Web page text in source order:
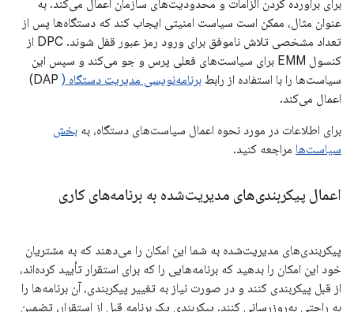
برای برآورده کردن الزامات و محدودیت‌های سازمان اعمال می‌کند. به
عنوان مثال، ممکن است سیاست امنیتی ایجاب کند که دستگاه‌ها پس از
تعداد مشخصی تلاش ناموفق برای ورود رمز عبور قفل شوند. DPC از
کنسول EMM برای سیاست‌های فعلی پرس و جو می‌کند و سپس این
سیاست‌ها را با استفاده از رابط برنامه‌نویسی مدیریت دستگاه (
DAP)
اعمال می‌کند.
برای اطلاعات در مورد نحوه اعمال سیاست‌های دستگاه، به بخش
سیاست‌ها مراجعه کنید.
اعمال پیکربندی‌های مدیریت‌شده به برنامه‌های کاری
پیکربندی‌های مدیریت‌شده به شما این امکان را می‌دهند که به مشتریان
خود این امکان را بدهید که برنامه‌هایی را که برای استقرار تأیید کرده‌اند،
از قبل پیکربندی کنند و در صورت نیاز به تغییر پیکربندی، آن برنامه‌ها را
به راحتی به‌روزرسانی کنند. پیکربندی یک برنامه قبل از استقرار، تضمین